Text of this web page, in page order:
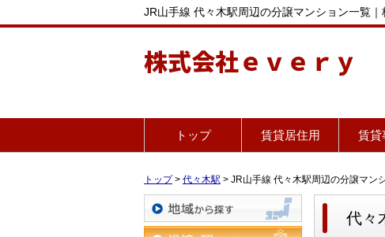
JR山手線 代々木駅周辺の分譲マンション一覧｜
株式会社ｅｖｅｒｙ
トップ 賃貸居住用 賃貸
トップ> 代々木駅 > JR山手線 代々木駅周辺の分譲マン
地域から探す
代々